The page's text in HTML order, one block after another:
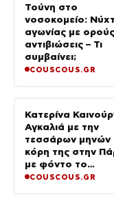
Τούνη στο
νοσοκομείο:
αγωνίας με
αντιβιώσεις – Τι
συμβαίνει;
COUSCOUS.GR
Κατερίνα
Αγκαλιά με την
τεσσάρων μηνών
κόρη της στην
με φόντο το
ηλιοβασίλεμα
COUSCOUS.GR